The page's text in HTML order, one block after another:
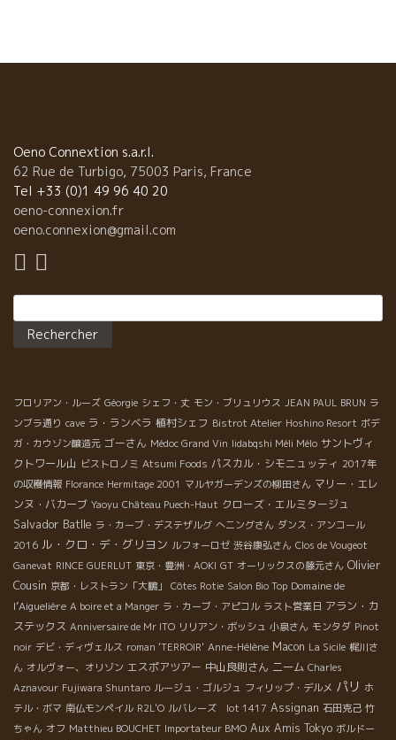
Oeno Connextion s.a.r.l.
62 Rue de Turbigo, 75003 Paris, France
Tel +33 (0)1 49 96 40 20
oeno-connexion.fr
oeno.connexion@gmail.com
フロリアン・ルーズ Géorgie シェフ・丈 モン・ブリュリウス JEAN PAUL BRUN ラ
ンブラ通り cave ラ・ランベラ 植村シェフ Bistrot Atelier Hoshino Resort ボデ
ガ・カウゾン醸造元 ゴーさん Médoc Grand Vin Iidabqshi Méli Mélo サントヴィ
クトワール山 ビストロノミ Atsumi Foods パスカル・シモニュッティ 2017年
の収穫情報 Florance Hermitage 2001 マルヤガーデンズの柳田さん マリー・エレ
ンヌ・バカーブ Yaoyu Château Puech-Haut クローズ・エルミタージュ
Salvador Batlle ラ・カーブ・デステザルグ へニングさん ダンス・アンコール
2016 ル・クロ・デ・グリヨン ルフォーロゼ 渋谷康弘さん Clos de Vougeot
Ganevat RINCE GUERLUT 東京・豊洲・AOKI GT オーリックスの藤元さん Olivier
Cousin 京都・レストラン「大鵬」 Côtes Rotie Salon Bio Top Domaine de
l’Aiguelière A boire et a Manger ラ・カーブ・アピコル ラスト営業日 アラン・カ
ステックス Anniversaire de Mr ITO リリアン・ボッシュ 小泉さん モンタダ Pinot
noir デビ・ディヴェルス roman 'TERROIR' Anne-Hélène Macon La Sicile 梶川さ
ん オルヴォー、オリゾン エスポアツアー 中山良則さん ニーム Charles
Aznavour Fujiwara Shuntaro ルージュ・ゴルジュ フィリップ・デルメ パリ ホ
テル・ボマ 南仏モンペイル R2L'O ルバレーズ lot 1417 Assignan 石田克己 竹
ちゃん オフ Matthieu BOUCHET Importateur BMO Aux Amis Tokyo ボルドー